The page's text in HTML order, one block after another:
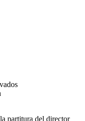
partitura del director